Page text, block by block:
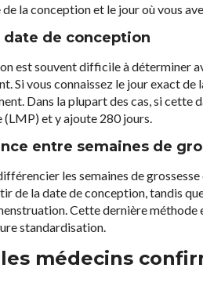
la conception et le jour où vous
de conception
est souvent difficile à déterminer
Si vous connaissez le jour exact
Dans la plupart des cas, si cette
et y ajoute 280 jours.
entre semaines de
les semaines de grossesse
de la date de conception, tandis
Cette dernière
standardisation.
médecins